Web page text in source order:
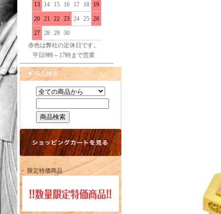
13 14 15 16 17 18 19
20 21 22 23 24 25 26
27 28 29 30
赤色は弊社の定休日です。
平日9時～17時まで営業
▼ 商品検索
・ 限定特価商品